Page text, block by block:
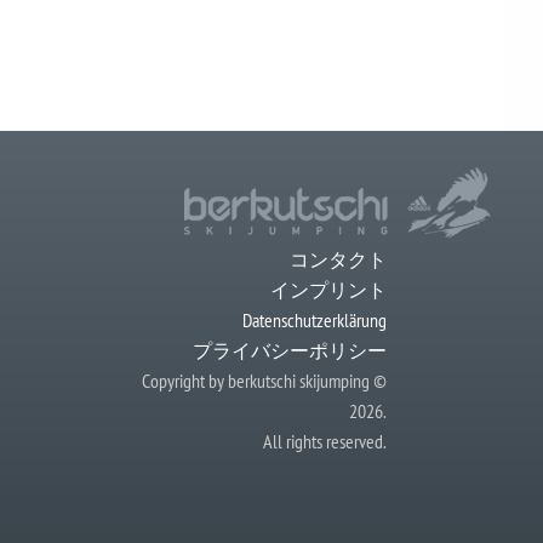
コンタクト
インプリント
Datenschutzerklärung
プライバシーポリシー
Copyright by berkutschi skijumping ©
2026.
All rights reserved.